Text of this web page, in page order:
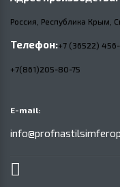
Россия, Республика Крым,
Телефон:+7 (36522)
+7(861)205-80-75
E-mail: